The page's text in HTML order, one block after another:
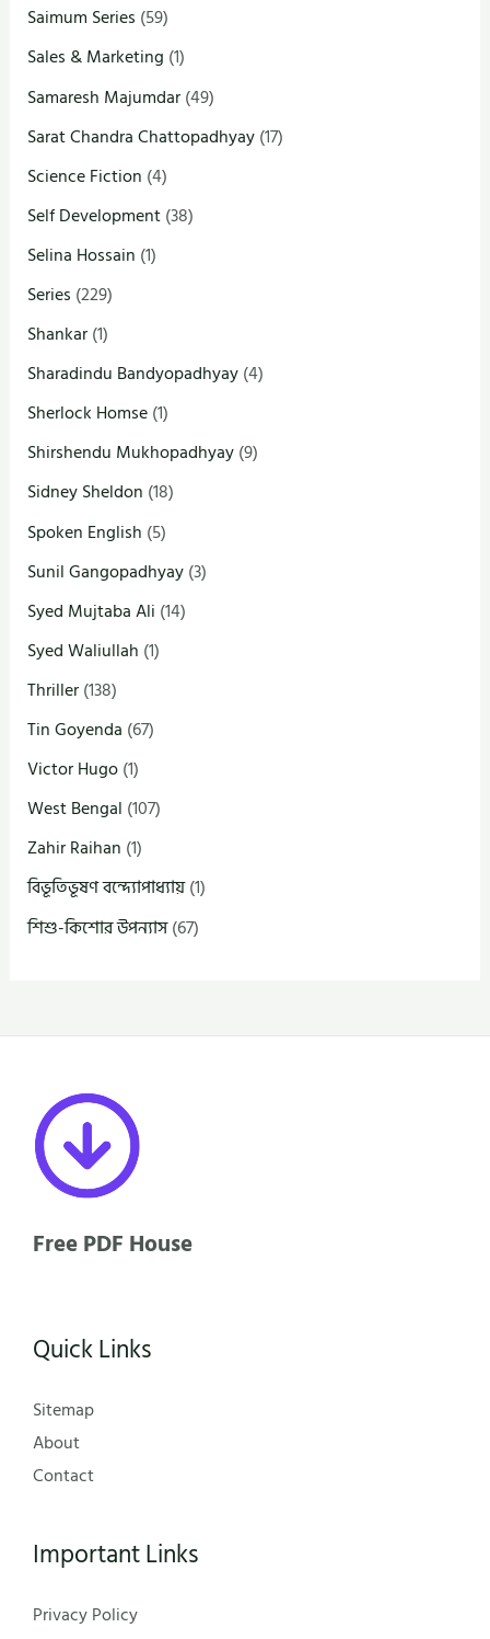
Saimum Series (59)
Sales & Marketing (1)
Samaresh Majumdar(49)
Sarat Chandra Chattopadhyay(17)
Science Fiction (4)
Self Development(38)
Selina Hossain (1)
Series (229)
Shankar(1)
Sharadindu Bandyopadhyay(4)
Sherlock Homse(1)
Shirshendu Mukhopadhyay(9)
Sidney Sheldon (18)
Spoken English (5)
Sunil Gangopadhyay(3)
Syed Mujtaba Ali (14)
Syed Waliullah (1)
Thriller(138)
Tin Goyenda (67)
Victor Hugo(1)
West Bengal (107)
Zahir Raihan (1)
বিভূতিভূষণ বন্দ্যোপাধ্যায়(1)
শিশু-কিশোর উপন্যাস(67)
Free PDF House
Quick Links
Sitemap
About
Contact
Important Links
Privacy Policy